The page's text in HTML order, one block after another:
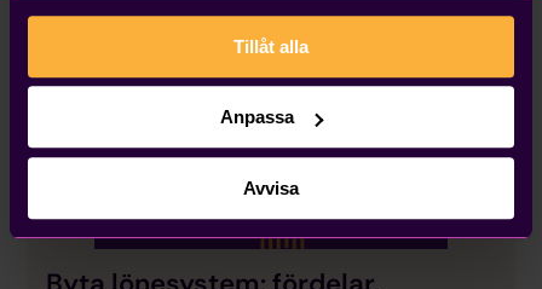
Tillåt alla
Anpassa
Avvisa